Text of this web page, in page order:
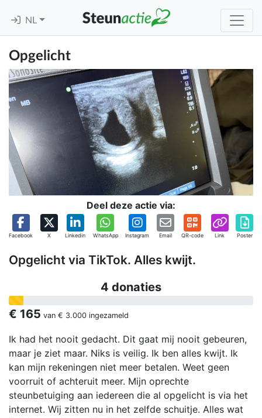
NL
Opgelicht
Deel deze actie via:
Facebook X Linkedin WhatsApp Instagram Email QR-code Link Poster
Opgelicht via TikTok. Alles kwijt.
4 donaties
€ 165 van € 3.000 ingezameld
Ik had het nooit gedacht. Dit gaat mij nooit gebeuren,
maar je ziet maar. Niks is veilig. Ik ben alles kwijt. Ik
kan mijn rekeningen niet meer betalen. Weet geen
voorruit of achteruit meer. Mijn oprechte
steunbetuiging aan iedereen die al opgelicht is via het
internet. Wij zitten nu in het zelfde schuitje. Alles wat